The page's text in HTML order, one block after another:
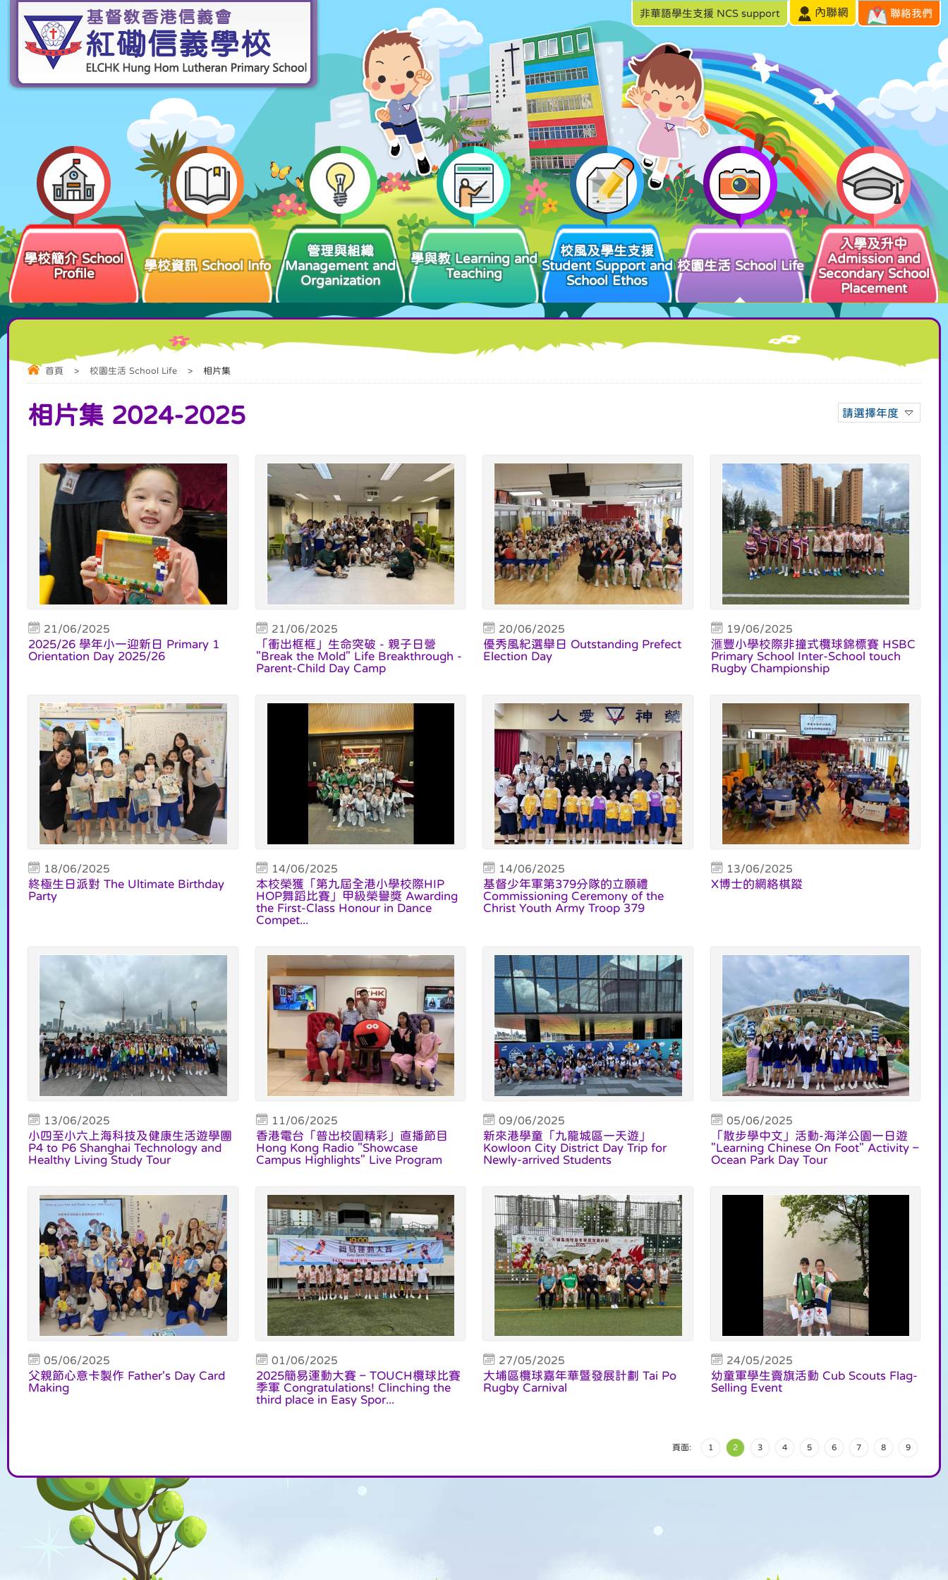
非華語學生支援 NCS support 內聯網 聯絡我們
學校簡介 School
Profile
學校資訊 School Info
管理與組織
Management and
Organization
學與教 Learning and
Teaching
校風及學生支援
Student Support and
School Ethos
校園生活 School Life
入學及升中
Admission and
Secondary School
Placement
首頁 > 校園生活 School Life > 相片集
相片集 2024-2025 請選擇年度
21/06/2025
2025/26 學年小一迎新日 Primary 1
Orientation Day 2025/26
21/06/2025
「衝出框框」生命突破 - 親子日營
"Break the Mold" Life Breakthrough -
Parent-Child Day Camp
20/06/2025
優秀風紀選舉日 Outstanding Prefect
Election Day
19/06/2025
滙豐小學校際非撞式欖球錦標賽 HSBC
Primary School Inter-School touch
Rugby Championship
18/06/2025
終極生日派對 The Ultimate Birthday
Party
14/06/2025
本校榮獲「第九屆全港小學校際HIP
HOP舞蹈比賽」甲級榮譽獎 Awarding
the First-Class Honour in Dance
Compet...
14/06/2025
基督少年軍第379分隊的立願禮
Commissioning Ceremony of the
Christ Youth Army Troop 379
13/06/2025
X博士的網絡棋蹤
13/06/2025
小四至小六上海科技及健康生活遊學團
P4 to P6 Shanghai Technology and
Healthy Living Study Tour
11/06/2025
香港電台「普出校園精彩」直播節目
Hong Kong Radio "Showcase
Campus Highlights" Live Program
09/06/2025
新來港學童「九龍城區一天遊」
Kowloon City District Day Trip for
Newly-arrived Students
05/06/2025
「散步學中文」活動-海洋公園一日遊
"Learning Chinese On Foot" Activity –
Ocean Park Day Tour
05/06/2025
父親節心意卡製作 Father's Day Card
Making
01/06/2025
2025簡易運動大賽 – TOUCH欖球比賽
季軍 Congratulations! Clinching the
third place in Easy Spor...
27/05/2025
大埔區欖球嘉年華暨發展計劃 Tai Po
Rugby Carnival
24/05/2025
幼童軍學生賣旗活動 Cub Scouts Flag-
Selling Event
頁面: 1 2 3 4 5 6 7 8 9